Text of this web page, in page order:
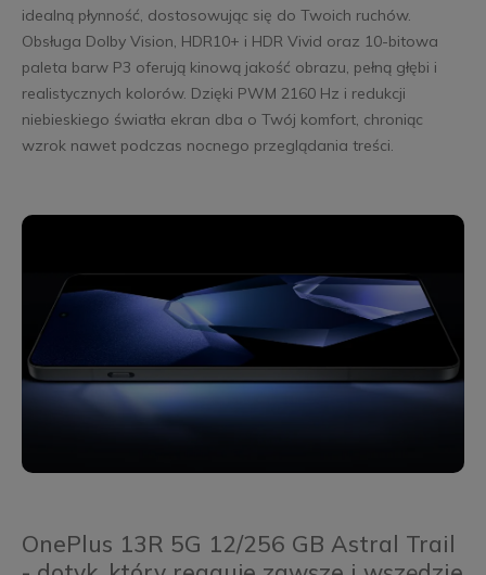
idealną płynność, dostosowując się do Twoich ruchów.
Obsługa Dolby Vision, HDR10+ i HDR Vivid oraz 10-bitowa
paleta barw P3 oferują kinową jakość obrazu, pełną głębi i
realistycznych kolorów. Dzięki PWM 2160 Hz i redukcji
niebieskiego światła ekran dba o Twój komfort, chroniąc
wzrok nawet podczas nocnego przeglądania treści.
OnePlus 13R 5G 12/256 GB Astral Trail